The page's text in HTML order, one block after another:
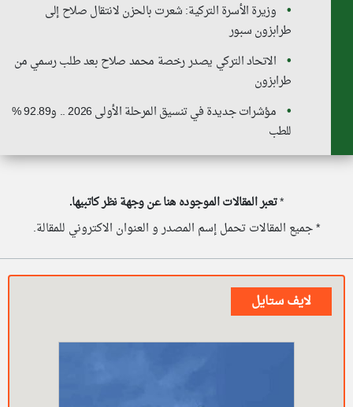
وزيرة الأسرة التركية: شعرت بالحزن لانتقال صلاح إلى
طرابزون سبور
الاتحاد التركي يصدر رخصة محمد صلاح بعد طلب رسمي من
طرابزون
مؤشرات جديدة في تنسيق المرحلة الأولى 2026 .. و92.89 %
للطب
*تعبر المقالات الموجوده هنا عن وجهة نظر كاتبيها.
* جميع المقالات تحمل إسم المصدر و العنوان الاكتروني للمقالة.
لايف ستايل